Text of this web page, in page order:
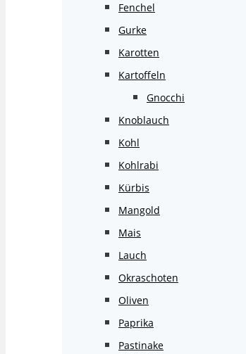
Fenchel
Gurke
Karotten
Kartoffeln
Gnocchi
Knoblauch
Kohl
Kohlrabi
Kürbis
Mangold
Mais
Lauch
Okraschoten
Oliven
Paprika
Pastinake